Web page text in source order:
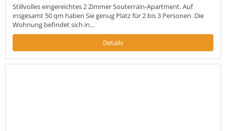
Stillvolles eingereichtes 2 Zimmer Souterrain-Apartment. Auf
insgesamt 50 qm haben Sie genug Platz für 2 bis 3 Personen. Die
Wohnung befindet sich in...
Details